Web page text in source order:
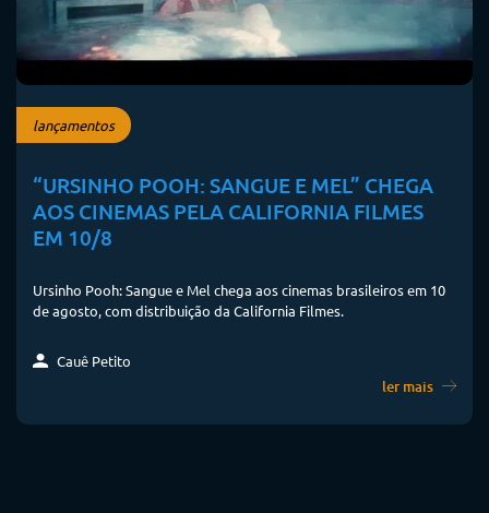
lançamentos
“URSINHO POOH: SANGUE E MEL” CHEGA
AOS CINEMAS PELA CALIFORNIA FILMES
EM 10/8
Ursinho Pooh: Sangue e Mel chega aos cinemas brasileiros em 10
de agosto, com distribuição da California Filmes.
Cauê Petito
ler mais